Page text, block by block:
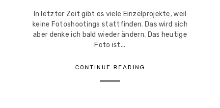
In letzter Zeit gibt es viele Einzelprojekte, weil
keine Fotoshootings stattfinden. Das wird sich
aber denke ich bald wieder ändern. Das heutige
Foto ist...
CONTINUE READING